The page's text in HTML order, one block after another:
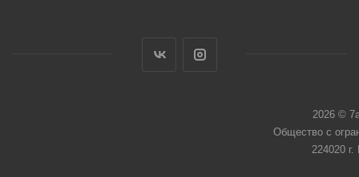
2026 ©
Общество с
224020